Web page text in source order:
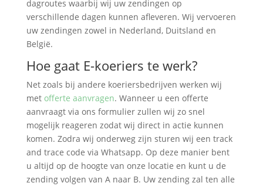
dagroutes waarbij wij uw zendingen op
verschillende dagen kunnen afleveren. Wij vervoeren
uw zendingen zowel in Nederland, Duitsland en
België.
Hoe gaat E-koeriers te werk?
Net zoals bij andere koeriersbedrijven werken wij
met offerte aanvragen. Wanneer u een offerte
aanvraagt via ons formulier zullen wij zo snel
mogelijk reageren zodat wij direct in actie kunnen
komen. Zodra wij onderweg zijn sturen wij een track
and trace code via Whatsapp. Op deze manier bent
u altijd op de hoogte van onze locatie en kunt u de
zending volgen van A naar B. Uw zending zal ten alle